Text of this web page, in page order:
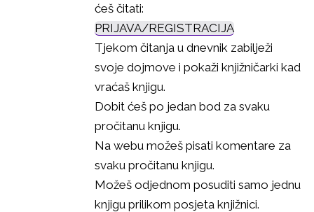
ćeš čitati:
PRIJAVA/REGISTRACIJA
Tjekom čitanja u dnevnik zabilježi
svoje dojmove i pokaži knjižničarki kad
vraćaš knjigu.
Dobit ćeš po jedan bod za svaku
pročitanu knjigu.
Na webu možeš pisati komentare za
svaku pročitanu knjigu.
Možeš odjednom posuditi samo jednu
knjigu prilikom posjeta knjižnici.